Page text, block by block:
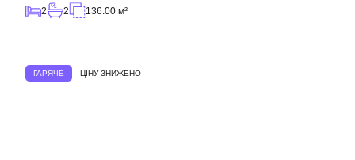
2 2 136.00 м²
ГАРЯЧЕ ЦІНУ ЗНИЖЕНО